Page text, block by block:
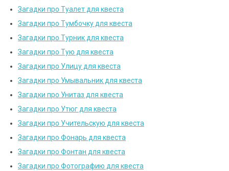
Загадки про Туалет для квеста
Загадки про Тумбочку для квеста
Загадки про Турник для квеста
Загадки про Тую для квеста
Загадки про Улицу для квеста
Загадки про Умывальник для квеста
Загадки про Унитаз для квеста
Загадки про Утюг для квеста
Загадки про Учительскую для квеста
Загадки про Фонарь для квеста
Загадки про Фонтан для квеста
Загадки про Фотографию для квеста